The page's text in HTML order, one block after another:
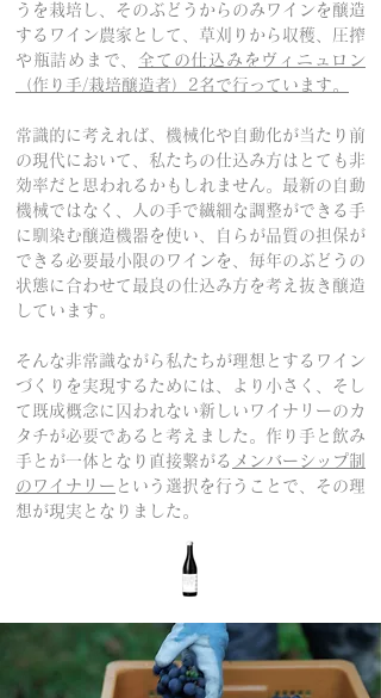
うを栽培し、そのぶどうからのみワインを醸造
するワイン農家として、草刈りから収穫、圧搾
や瓶詰めまで、 全ての仕込みをヴィニュロン
（作り手/栽培醸造者）2名で行っています。
常識的に考えれば、機械化や自動化が当たり前
の現代において、私たちの仕込み方はとても非
効率だと思われるかもしれません。最新の自動
機械ではなく、​人の手で繊細な調整ができる手
に馴染む醸造機器を使い、自らが品質の担保が
できる必要最小限のワインを、毎年のぶどうの
状態に合わせて最良の仕込み方を考え抜き醸造
しています。
そんな非常識ながら私たちが理想とするワイン
づくりを実現するためには、より小さく、そし
て既成概念に囚われない新しいワイナリーのカ
タチが必要であると考えました。作り手と飲み
手とが一体となり直接繋がる メンバーシップ制
のワイナリー という選択を行うことで、その理
想が現実となりました。